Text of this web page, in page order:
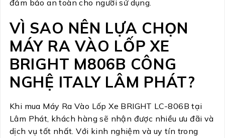
đảm bảo an toàn cho người sử dụng.
VÌ SAO NÊN LỰA CHỌN
MÁY RA VÀO LỐP XE
BRIGHT M806B CÔNG
NGHỆ ITALY LÂM PHÁT?
Khi mua Máy Ra Vào Lốp Xe BRIGHT LC-806B tại
Lâm Phát, khách hàng sẽ nhận được nhiều ưu đãi và
dịch vụ tốt nhất. Với kinh nghiệm và uy tín trong